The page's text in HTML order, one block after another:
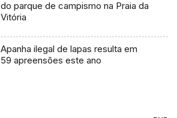
do parque de campismo na Praia da
Vitória
Apanha ilegal de lapas resulta em
59 apreensões este ano